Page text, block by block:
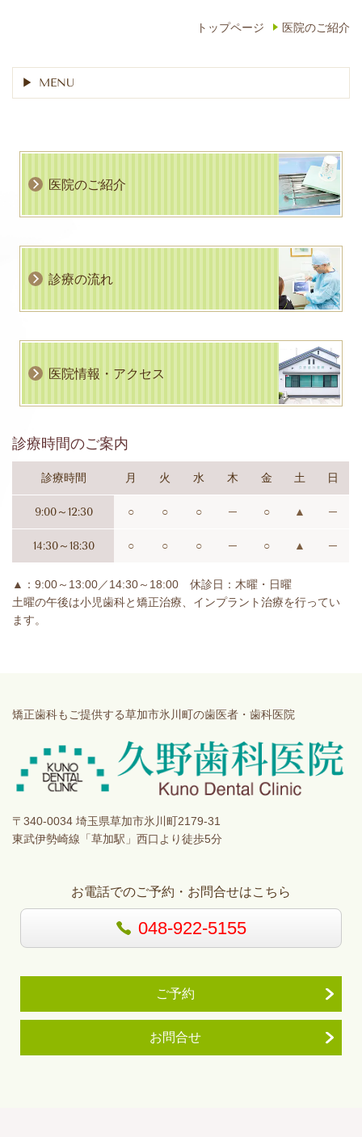
トップページ 医院のご紹介
MENU
医院のご紹介
診療の流れ
医院情報・アクセス
診療時間のご案内
診療時間 月 火 水 木 金 土 日
9:00～12:30 ○ ○ ○ ─ ○ ▲ ─
14:30～18:30 ○ ○ ○ ─ ○ ▲ ─
▲：9:00～13:00／14:30～18:00 休診日：木曜・日曜
土曜の午後は小児歯科と矯正治療、インプラント治療を行ってい
ます。
矯正歯科もご提供する草加市氷川町の歯医者・歯科医院
〒340-0034 埼玉県草加市氷川町2179-31
東武伊勢崎線「草加駅」西口より徒歩5分
お電話でのご予約・お問合せはこちら
048-922-5155
ご予約
お問合せ